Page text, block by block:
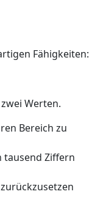
Fähigkeiten:
Werten.
Bereich zu
tausend Ziffern